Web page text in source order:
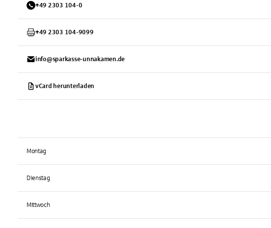
+49 2303 104-0
+49 2303 104-9099
info@sparkasse-unnakamen.de
vCard herunterladen
Montag
Dienstag
Mittwoch